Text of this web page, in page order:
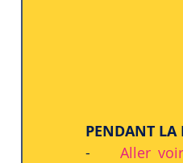
PENDANT LA
- Aller